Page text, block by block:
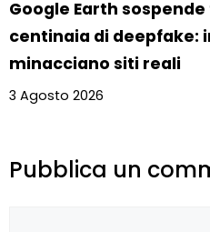
Google Earth
centinaia di deepfake:
minacciano siti reali
3 Agosto 2026
Pubblica un